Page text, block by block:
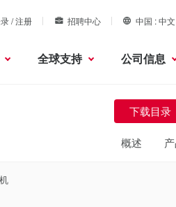
/ 注册 招聘中心 中国 中文
全球支持 公司信息
下载目录
概述